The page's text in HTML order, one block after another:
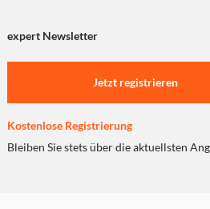
expert Newsletter
Jetzt registrieren
Kostenlose Registrierung
Bleiben Sie stets über die aktuellsten